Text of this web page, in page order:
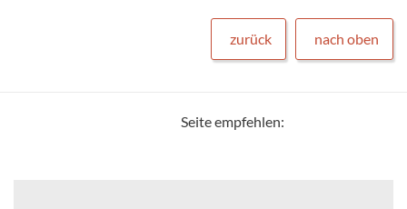
zurück nach oben
Seite empfehlen: